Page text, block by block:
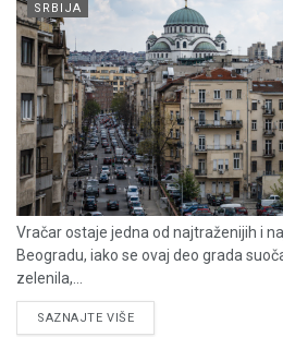
SRBIJA
Vračar ostaje jedna od najtraženijih i
Beogradu, iako se ovaj deo grada
zelenila,...
SAZNAJTE VIŠEDETAILS